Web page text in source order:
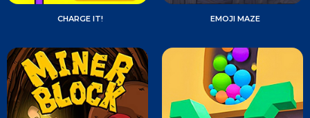
CHARGE IT! EMOJI MAZE